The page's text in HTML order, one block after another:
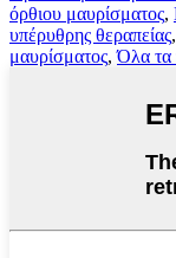
όρθιου μαυρίσματος,
υπέρυθρης θεραπείας,
μαυρίσματος,Όλα τα